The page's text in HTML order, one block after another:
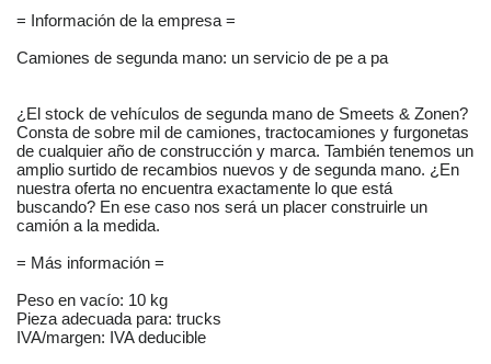
= Información de la empresa =
Camiones de segunda mano: un servicio de pe a pa
¿El stock de vehículos de segunda mano de Smeets & Zonen?
Consta de sobre mil de camiones, tractocamiones y furgonetas
de cualquier año de construcción y marca. También tenemos un
amplio surtido de recambios nuevos y de segunda mano. ¿En
nuestra oferta no encuentra exactamente lo que está
buscando? En ese caso nos será un placer construirle un
camión a la medida.
= Más información =
Peso en vacío: 10 kg
Pieza adecuada para: trucks
IVA/margen: IVA deducible